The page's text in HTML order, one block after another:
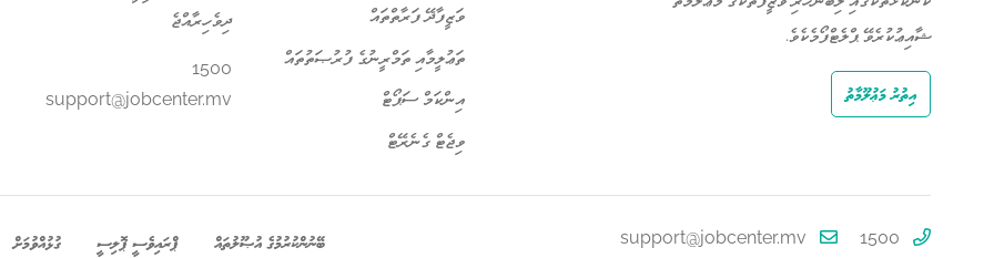
ޝާއިޢުކުރެވޭ ޕްލެޓްފޯމެކެވެ.
އިތުރު މަޢުލޫމާތު
ވަޒީފާދޭ ފަރާތްތައް
ތަޢުލީމާއި ތަމްރީނުގެ ފުރުޞަތުތައް
އިންކަމް ސަޕޯޓް
ވިޖެޓް ގެނެރޭޓް
ދިވެހިރާއްޖެ
1500
support@jobcenter.mv
ބޭނުންކުރުމުގެ އުޞޫލުތައް ޕްރައިވެސީ ޕޮލިސީ ގުޅުއްވުމަށް 1500
support@jobcenter.mv